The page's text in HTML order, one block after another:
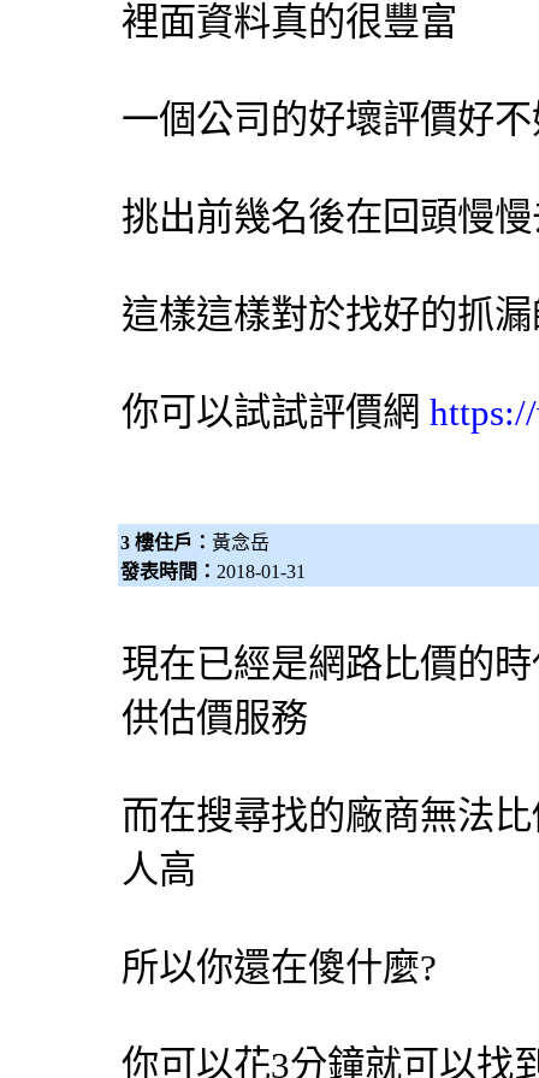
裡面資料真的很豐富
一個公司的好壞評價好
挑出前幾名後在回頭慢
這樣這樣對於找好的抓
你可以試試評價網
3 樓住戶： 黃念岳
發表時間： 2018-01-31
現在已經是網路比價的
供估價服務
而在搜尋找的廠商無法
人高
所以你還在傻什麼?
你可以花3分鐘就可以找